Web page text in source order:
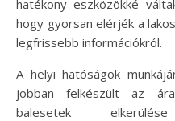
hatékony eszközökké
hogy gyorsan elérjék a
legfrissebb információkról.
A helyi hatóságok
jobban felkészült az
balesetek